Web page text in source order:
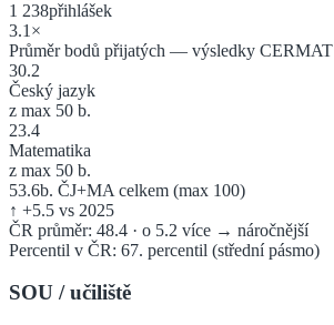
1 238přihlášek
3.1 ×
Průměr bodů přijatých — výsledky CERMAT
30.2
Český jazyk
z max 50 b.
23.4
Matematika
z max 50 b.
53.6b. ČJ+MA celkem (max 100)
↑ +5.5 vs 2025
ČR průměr: 48.4 · o 5.2 více → náročnější
Percentil v ČR: 67. percentil (střední pásmo)
SOU / učiliště